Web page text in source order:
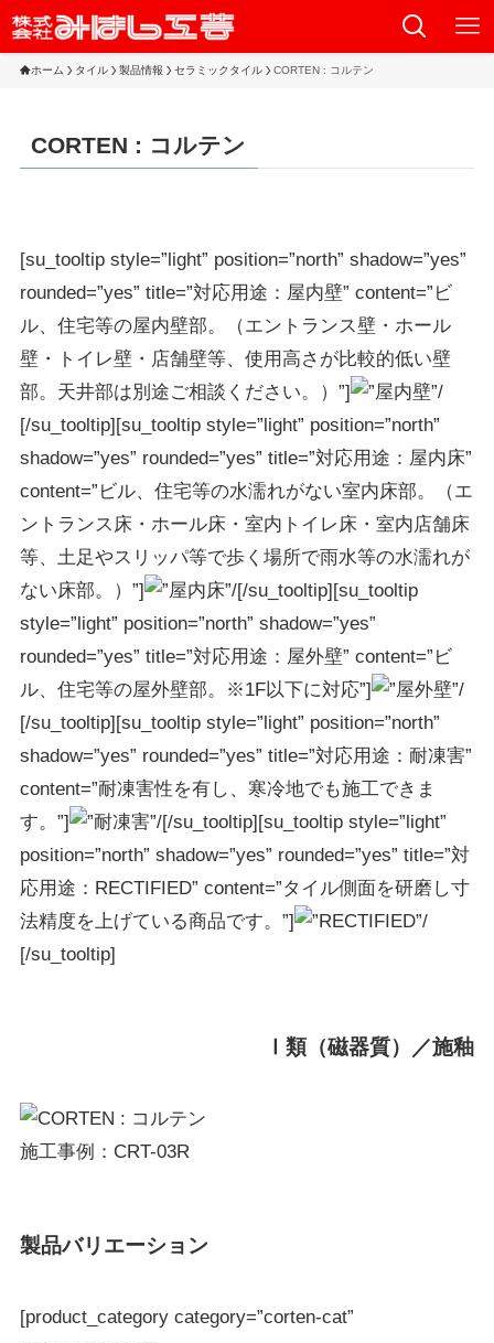
ホーム タイル 製品情報 セラミックタイル CORTEN : コルテン
CORTEN : コルテン
[su_tooltip style=”light” position=”north” shadow=”yes”
rounded=”yes” title=”対応用途：屋内壁” content=”ビ
ル、住宅等の屋内壁部。（エントランス壁・ホール
壁・トイレ壁・店舗壁等、使用高さが比較的低い壁
部。天井部は別途ご相談ください。）”]
[/su_tooltip][su_tooltip style=”light” position=”north”
shadow=”yes” rounded=”yes” title=”対応用途：屋内床”
content=”ビル、住宅等の水濡れがない室内床部。（エ
ントランス床・ホール床・室内トイレ床・室内店舗床
等、土足やスリッパ等で歩く場所で雨水等の水濡れが
ない床部。）”]
[/su_tooltip][su_tooltip
style=”light” position=”north” shadow=”yes”
rounded=”yes” title=”対応用途：屋外壁” content=”ビ
ル、住宅等の屋外壁部。※1F以下に対応”]
[/su_tooltip][su_tooltip style=”light” position=”north”
shadow=”yes” rounded=”yes” title=”対応用途：耐凍害”
content=”耐凍害性を有し、寒冷地でも施工できま
す。”]
[/su_tooltip][su_tooltip style=”light”
position=”north” shadow=”yes” rounded=”yes” title=”対
応用途：RECTIFIED” content=”タイル側面を研磨し寸
法精度を上げている商品です。”]
[/su_tooltip]
Ⅰ類（磁器質）／施釉
施工事例：CRT-03R
製品バリエーション
[product_category category=”corten-cat”